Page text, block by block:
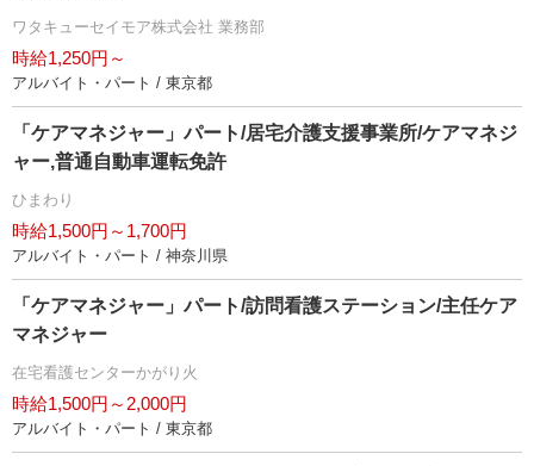
ワタキューセイモア株式会社 業務部
時給1,250円～
アルバイト・パート / 東京都
「ケアマネジャー」パート/居宅介護支援事業所/ケアマネジ
ャー,普通自動車運転免許
ひまわり
時給1,500円～1,700円
アルバイト・パート / 神奈川県
「ケアマネジャー」パート/訪問看護ステーション/主任ケア
マネジャー
在宅看護センターかがり火
時給1,500円～2,000円
アルバイト・パート / 東京都